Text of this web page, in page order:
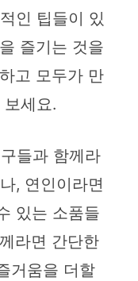
인 팁들이 있
즐기는 것을
고 모두가 만
세요.
들과 함께라
, 연인이라면
있는 소품들
라면 간단한
거움을 더할